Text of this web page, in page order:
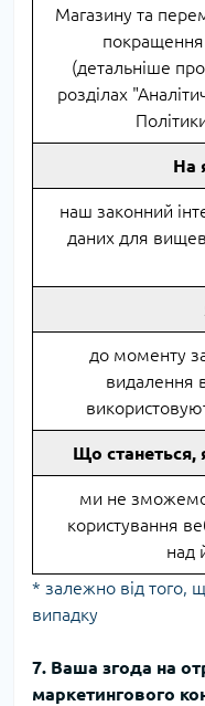
Магазину та
покращення
(детальніше
розділах
На
наш законний
даних для
до моменту
видалення
Що станеться,
ми не зможемо
користування
над
* залежно від того,
випадку
7. Ваша згода на
маркетингового